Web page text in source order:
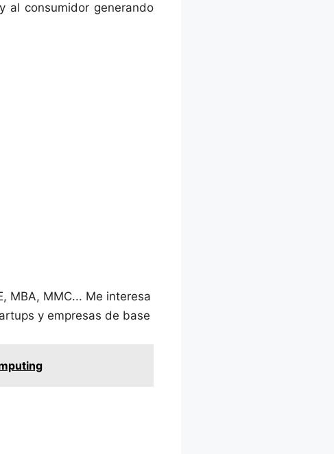
al consumidor generando
MBA, MMC... Me interesa
y empresas de base